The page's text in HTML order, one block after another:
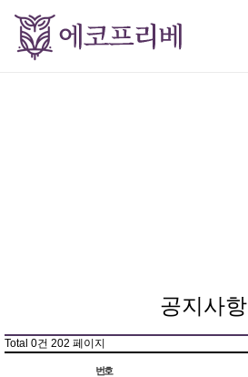
공지사항
Total 0건 202 페이지
번호